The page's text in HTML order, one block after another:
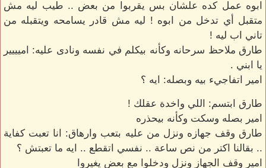
ابوه عمل كده علشان بس يقربوا من بعض .. طيب ليه مش
متقبل أي تدخل من ابوه ! ليه مش قادر يسامحه ويتقبله من
تاني اب ليه !
طارق ملاحظ سرحانه وكأنه بيكلم في نفسه ونادى عليه: اميييير
يا ابني .
امير اتفاجيء بيه وبصله: ايه ؟
طارق ابتسم: اللي واخدة عقلك !
امير بصله وسكت وكأنه بيحذره
طارق وقف جهازه ونزل من عليه بتعب وارهاق: انا تعبت كفاية
.. بقالنا اكتر من نص ساعة .. نفسي اتقطع .. ايه ما تعبتش ؟
امير وقف الجهاز ونزل ودخلوا مع بعض يغيروا